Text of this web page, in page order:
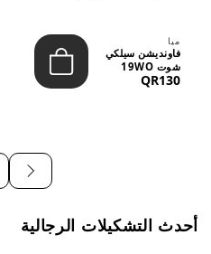
ميا
فاونديشن سيلكي
شوت 19WO
ميديوم دارك بدرجة
QR130
أحدث التشكيلات الرجالية